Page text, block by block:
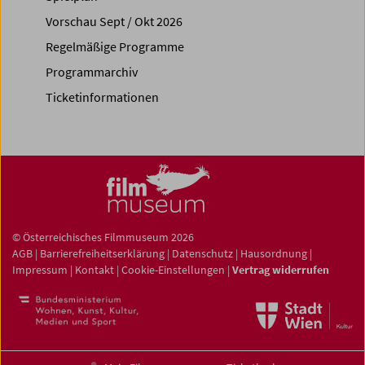
Vorschau Sept / Okt 2026
Regelmäßige Programme
Programmarchiv
Ticketinformationen
© Österreichisches Filmmuseum 2026
AGB | Barrierefreiheitserklärung | Datenschutz | Hausordnung |
Impressum | Kontakt | Cookie-Einstellungen | Vertrag widerrufen